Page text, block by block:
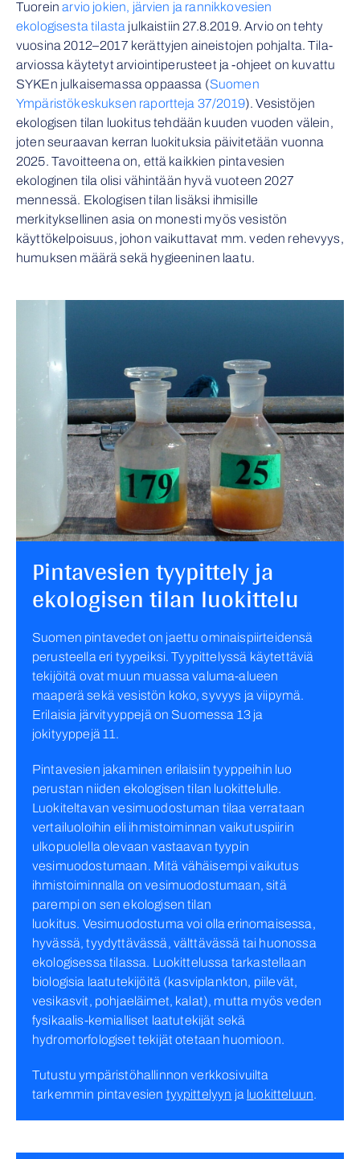
Tuoreinarvio jokien, järvien ja rannikkovesien
ekologisesta tilasta julkaistiin 27.8.2019. Arvio on tehty
vuosina 2012–2017 kerättyjen aineistojen pohjalta. Tila-
arviossa käytetyt arviointiperusteet ja -ohjeet on kuvattu
SYKEn julkaisemassa oppaassa (Suomen
Ympäristökeskuksen raportteja 37/2019). Vesistöjen
ekologisen tilan luokitus tehdään kuuden vuoden välein,
joten seuraavan kerran luokituksia päivitetään vuonna
2025. Tavoitteena on, että kaikkien pintavesien
ekologinen tila olisi vähintään hyvä vuoteen 2027
mennessä. Ekologisen tilan lisäksi ihmisille
merkityksellinen asia on monesti myös vesistön
käyttökelpoisuus, johon vaikuttavat mm. veden rehevyys,
humuksen määrä sekä hygieeninen laatu.
Pintavesien tyypittely ja
ekologisen tilan luokittelu
Suomen pintavedet on jaettu ominaispiirteidensä
perusteella eri tyypeiksi. Tyypittelyssä käytettäviä
tekijöitä ovat muun muassa valuma-alueen
maaperä sekä vesistön koko, syvyys ja viipymä.
Erilaisia järvityyppejä on Suomessa 13 ja
jokityyppejä 11.
Pintavesien jakaminen erilaisiin tyyppeihin luo
perustan niiden ekologisen tilan luokittelulle.
Luokiteltavan vesimuodostuman tilaa verrataan
vertailuoloihin eli ihmistoiminnan vaikutuspiirin
ulkopuolella olevaan vastaavan tyypin
vesimuodostumaan. Mitä vähäisempi vaikutus
ihmistoiminnalla on vesimuodostumaan, sitä
parempi on sen ekologisen tilan
luokitus. Vesimuodostuma voi olla erinomaisessa,
hyvässä, tyydyttävässä, välttävässä tai huonossa
ekologisessa tilassa. Luokittelussa tarkastellaan
biologisia laatutekijöitä (kasviplankton, piilevät,
vesikasvit, pohjaeläimet, kalat), mutta myös veden
fysikaalis-kemialliset laatutekijät sekä
hydromorfologiset tekijät otetaan huomioon.
Tutustu ympäristöhallinnon verkkosivuilta
tarkemmin pintavesien tyypittelyyn ja luokitteluun.